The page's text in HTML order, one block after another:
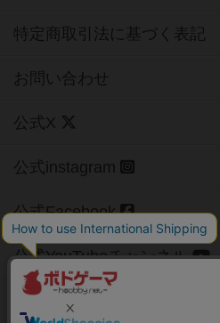
特定商取引法に基づく表記
お問い合わせ
公式X
公式instagram
公式Facebook
公式YouTubeチャンネル